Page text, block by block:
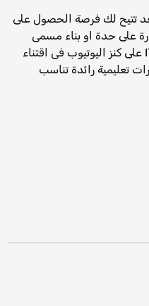
تتيح لك فرصة الحصول على
على حدة او بناء مسمى
وظيفى من البداية، تعتمد IT Sharks على كنز اليوتيوب فى اقتناء
تعليمية رائدة تناسب